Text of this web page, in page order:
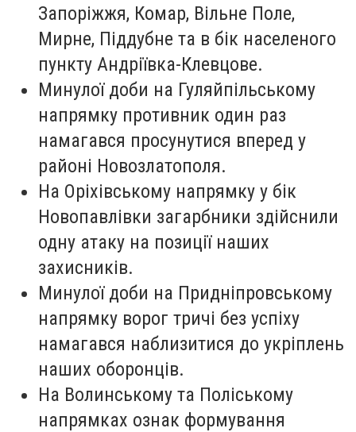
Запоріжжя, Комар, Вільне Поле,
Мирне, Піддубне та в бік населеного
пункту Андріївка-Клевцове.
Минулої доби на Гуляйпільському
напрямку противник один раз
намагався просунутися вперед у
районі Новозлатополя.
На Оріхівському напрямку у бік
Новопавлівки загарбники здійснили
одну атаку на позиції наших
захисників.
Минулої доби на Придніпровському
напрямку ворог тричі без успіху
намагався наблизитися до укріплень
наших оборонців.
На Волинському та Поліському
напрямках ознак формування